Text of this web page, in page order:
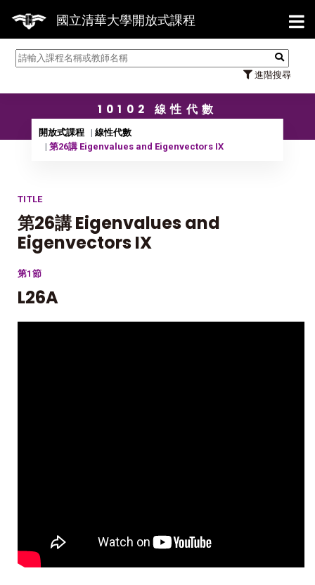
國立清華大學開放式課程
進階搜尋
【
10102 線性代數
開放式課程
線性代數
第26講 Eigenvalues and Eigenvectors IX
TITLE
第26講 Eigenvalues and
Eigenvectors IX
第1節
L26A